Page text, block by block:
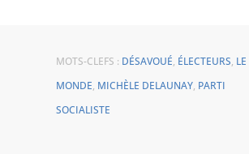
MOTS-CLEFS : DÉSAVOUÉ, ÉLECTEURS, LE
MONDE, MICHÈLE DELAUNAY, PARTI
SOCIALISTE